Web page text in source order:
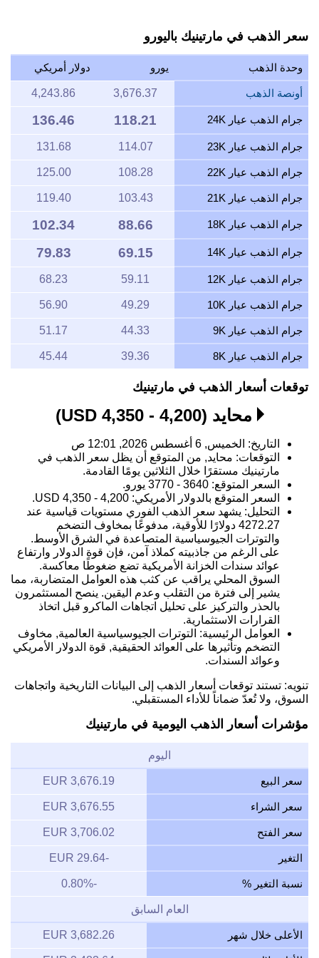
سعر الذهب في مارتينيك باليورو
وحدة الذهب يورو دولار أمريكي
أونصة الذهب 3,676.37
4,243.86
جرام الذهب عيار 24K 118.21
136.46
جرام الذهب عيار 23K 114.07
131.68
جرام الذهب عيار 22K 108.28
125.00
جرام الذهب عيار 21K 103.43
119.40
جرام الذهب عيار 18K 88.66
102.34
جرام الذهب عيار 14K 69.15
79.83
جرام الذهب عيار 12K 59.11
68.23
جرام الذهب عيار 10K 49.29
56.90
جرام الذهب عيار 9K 44.33
51.17
جرام الذهب عيار 8K 39.36
45.44
توقعات أسعار الذهب في مارتينيك
محايد (4,200 - 4,350 USD)
التاريخ: الخميس, 6 أغسطس 2026, 12:01 ص
التوقعات: محايد, من المتوقع أن يظل سعر الذهب في
مارتينيك مستقرًا خلال الثلاثين يومًا القادمة.
السعر المتوقع: 3640 - 3770 يورو.
السعر المتوقع بالدولار الأمريكي: 4,200 - 4,350 USD.
التحليل: يشهد سعر الذهب الفوري مستويات قياسية عند
4272.27 دولارًا للأوقية، مدفوعًا بمخاوف التضخم
والتوترات الجيوسياسية المتصاعدة في الشرق الأوسط.
على الرغم من جاذبيته كملاذ آمن، فإن قوة الدولار وارتفاع
عوائد سندات الخزانة الأمريكية تضع ضغوطًا معاكسة.
السوق المحلي يراقب عن كثب هذه العوامل المتضاربة، مما
يشير إلى فترة من التقلب وعدم اليقين. ينصح المستثمرون
بالحذر والتركيز على تحليل اتجاهات الماكرو قبل اتخاذ
القرارات الاستثمارية.
العوامل الرئيسية: التوترات الجيوسياسية العالمية, مخاوف
التضخم وتأثيرها على العوائد الحقيقية, قوة الدولار الأمريكي
وعوائد السندات.
تنويه: تستند توقعات أسعار الذهب إلى البيانات التاريخية واتجاهات
السوق، ولا تُعدّ ضماناً للأداء المستقبلي.
مؤشرات أسعار الذهب اليومية في مارتينيك
اليوم
سعر البيع 3,676.19 EUR
سعر الشراء 3,676.55 EUR
سعر الفتح 3,706.02 EUR
التغير -29.64 EUR
نسبة التغير % -0.80%
العام السابق
الأعلى خلال شهر 3,682.26 EUR